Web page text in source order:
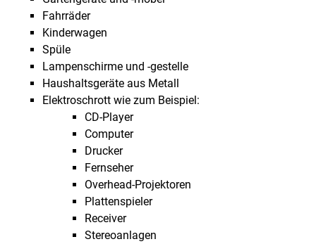
Fahrräder
Kinderwagen
Spüle
Lampenschirme und -gestelle
Haushaltsgeräte aus Metall
Elektroschrott wie zum Beispiel:
CD-Player
Computer
Drucker
Fernseher
Overhead-Projektoren
Plattenspieler
Receiver
Stereoanlagen